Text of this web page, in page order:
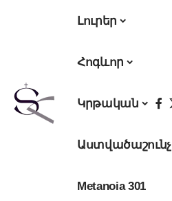
Լուրեր
Հոգևոր
Կրթական
Աստվածաշունչ
Metanoia 301